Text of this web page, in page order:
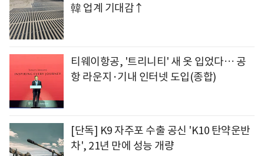
韓 업계 기대감↑
티웨이항공, '트리니티' 새 옷 입었다… 공
항 라운지·기내 인터넷 도입(종합)
[단독] K9 자주포 수출 공신 'K10 탄약운반
차', 21년 만에 성능 개량